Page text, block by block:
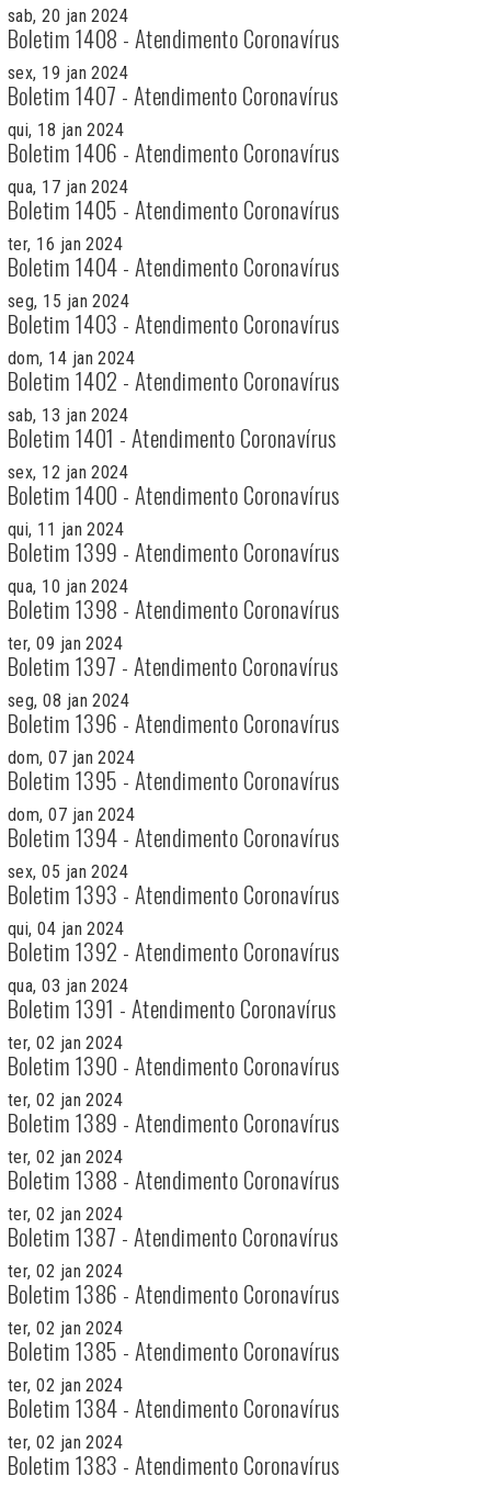
sab, 20 jan 2024
Boletim 1408 - Atendimento Coronavírus
sex, 19 jan 2024
Boletim 1407 - Atendimento Coronavírus
qui, 18 jan 2024
Boletim 1406 - Atendimento Coronavírus
qua, 17 jan 2024
Boletim 1405 - Atendimento Coronavírus
ter, 16 jan 2024
Boletim 1404 - Atendimento Coronavírus
seg, 15 jan 2024
Boletim 1403 - Atendimento Coronavírus
dom, 14 jan 2024
Boletim 1402 - Atendimento Coronavírus
sab, 13 jan 2024
Boletim 1401 - Atendimento Coronavírus
sex, 12 jan 2024
Boletim 1400 - Atendimento Coronavírus
qui, 11 jan 2024
Boletim 1399 - Atendimento Coronavírus
qua, 10 jan 2024
Boletim 1398 - Atendimento Coronavírus
ter, 09 jan 2024
Boletim 1397 - Atendimento Coronavírus
seg, 08 jan 2024
Boletim 1396 - Atendimento Coronavírus
dom, 07 jan 2024
Boletim 1395 - Atendimento Coronavírus
dom, 07 jan 2024
Boletim 1394 - Atendimento Coronavírus
sex, 05 jan 2024
Boletim 1393 - Atendimento Coronavírus
qui, 04 jan 2024
Boletim 1392 - Atendimento Coronavírus
qua, 03 jan 2024
Boletim 1391 - Atendimento Coronavírus
ter, 02 jan 2024
Boletim 1390 - Atendimento Coronavírus
ter, 02 jan 2024
Boletim 1389 - Atendimento Coronavírus
ter, 02 jan 2024
Boletim 1388 - Atendimento Coronavírus
ter, 02 jan 2024
Boletim 1387 - Atendimento Coronavírus
ter, 02 jan 2024
Boletim 1386 - Atendimento Coronavírus
ter, 02 jan 2024
Boletim 1385 - Atendimento Coronavírus
ter, 02 jan 2024
Boletim 1384 - Atendimento Coronavírus
ter, 02 jan 2024
Boletim 1383 - Atendimento Coronavírus